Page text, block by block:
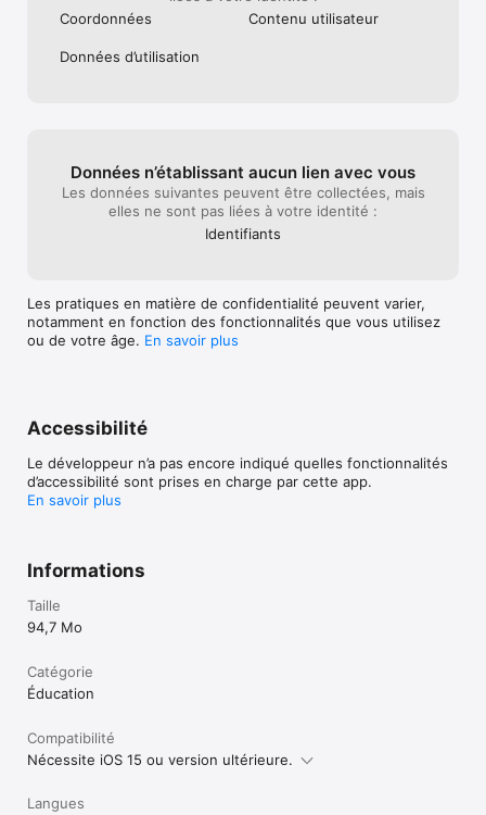
Coordonnées
Contenu utilisateur
Données d’utilisation
Données n’établissant aucun lien avec vous
Les données suivantes peuvent être collectées, mais
elles ne sont pas liées à votre identité :
Identifiants
Les pratiques en matière de confidentialité peuvent varier,
notamment en fonction des fonctionnalités que vous utilisez
ou de votre âge. En savoir plus
Accessibilité
Le développeur n’a pas encore indiqué quelles fonctionnalités
d’accessibilité sont prises en charge par cette app.
En savoir plus
Informations
Taille
94,7 Mo
Catégorie
Éducation
Compatibilité
Nécessite iOS 15 ou version ultérieure.
Langues